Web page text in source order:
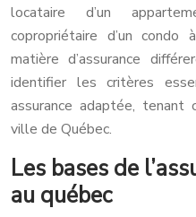
locataire d’un
copropriétaire d’un condo
matière d’assurance
identifier les critères
assurance adaptée,
ville de Québec.
Les bases de
au québec